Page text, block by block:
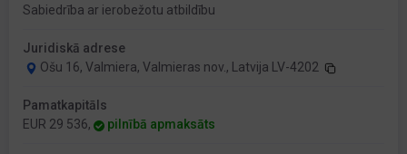
Sabiedrība ar ierobežotu atbildību
Juridiskā adrese
Ošu 16, Valmiera, Valmieras nov., Latvija LV-4202
Pamatkapitāls
EUR 29 536,
pilnībā apmaksāts